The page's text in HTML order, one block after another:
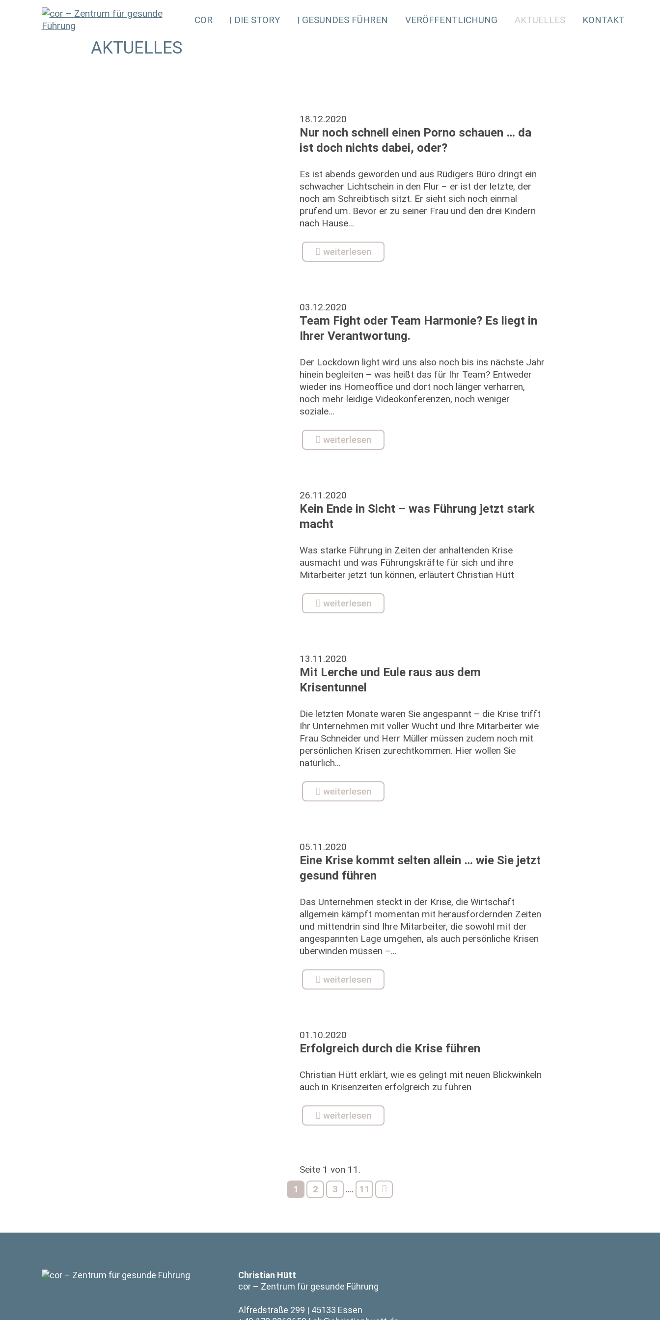
COR DIE STORY GESUNDES FÜHREN VERÖFFENTLICHUNG AKTUELLES KONTAKT
AKTUELLES
18.12.2020
Nur noch schnell einen Porno schauen … da
ist doch nichts dabei, oder?
Es ist abends geworden und aus Rüdigers Büro dringt ein
schwacher Lichtschein in den Flur – er ist der letzte, der
noch am Schreibtisch sitzt. Er sieht sich noch einmal
prüfend um. Bevor er zu seiner Frau und den drei Kindern
nach Hause...
weiterlesen
03.12.2020
Team Fight oder Team Harmonie? Es liegt in
Ihrer Verantwortung.
Der Lockdown light wird uns also noch bis ins nächste Jahr
hinein begleiten – was heißt das für Ihr Team? Entweder
wieder ins Homeoffice und dort noch länger verharren,
noch mehr leidige Videokonferenzen, noch weniger
soziale...
weiterlesen
26.11.2020
Kein Ende in Sicht – was Führung jetzt stark
macht
Was starke Führung in Zeiten der anhaltenden Krise
ausmacht und was Führungskräfte für sich und ihre
Mitarbeiter jetzt tun können, erläutert Christian Hütt
weiterlesen
13.11.2020
Mit Lerche und Eule raus aus dem
Krisentunnel
Die letzten Monate waren Sie angespannt – die Krise trifft
Ihr Unternehmen mit voller Wucht und Ihre Mitarbeiter wie
Frau Schneider und Herr Müller müssen zudem noch mit
persönlichen Krisen zurechtkommen. Hier wollen Sie
natürlich...
weiterlesen
05.11.2020
Eine Krise kommt selten allein … wie Sie jetzt
gesund führen
Das Unternehmen steckt in der Krise, die Wirtschaft
allgemein kämpft momentan mit herausfordernden Zeiten
und mittendrin sind Ihre Mitarbeiter, die sowohl mit der
angespannten Lage umgehen, als auch persönliche Krisen
überwinden müssen –...
weiterlesen
01.10.2020
Erfolgreich durch die Krise führen
Christian Hütt erklärt, wie es gelingt mit neuen Blickwinkeln
auch in Krisenzeiten erfolgreich zu führen
weiterlesen
Seite 1 von 11.
1
2 3 .... 11
Christian Hütt
cor – Zentrum für gesunde Führung
Alfredstraße 299
45133 Essen